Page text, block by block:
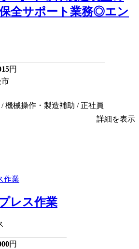
全サポート業務◎エン
円
市
機械操作・製造補助 / 正社員
詳細を表示
レス作業
円